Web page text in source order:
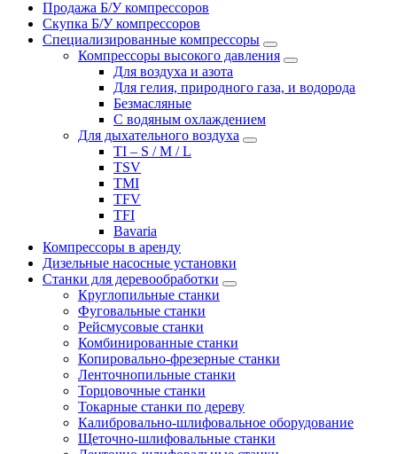
Продажа Б/У компрессоров
Скупка Б/У компрессоров
Специализированные компрессоры
Компрессоры высокого давления
Для воздуха и азота
Для гелия, природного газа, и водорода
Безмасляные
С водяным охлаждением
Для дыхательного воздуха
TI – S / M / L
TSV
TMI
TFV
TFI
Bavaria
Компрессоры в аренду
Дизельные насосные установки
Станки для деревообработки
Круглопильные станки
Фуговальные станки
Рейсмусовые станки
Комбинированные станки
Копировально-фрезерные станки
Ленточнопильные станки
Торцовочные станки
Токарные станки по дереву
Калибровально-шлифовальное оборудование
Щеточно-шлифовальные станки